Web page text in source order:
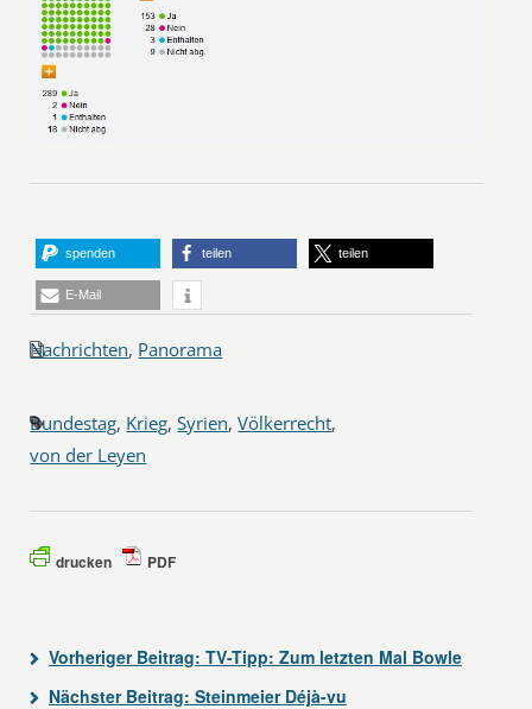
spenden teilen teilen
E-Mail
Nachrichten, Panorama
Bundestag, Krieg,Syrien,Völkerrecht,
von der Leyen
drucken PDF
Vorheriger Beitrag: TV-Tipp: Zum letzten Mal Bowle
Nächster Beitrag: Steinmeier Déjà-vu